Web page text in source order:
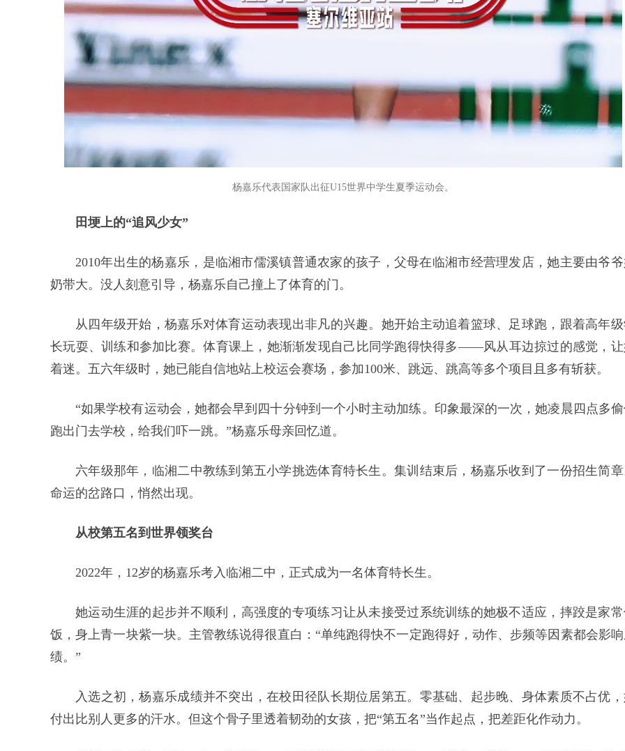
杨嘉乐代表国家队出征U15世界中学生夏季运动会。
田埂上的“追风少女”
2010年出生的杨嘉乐，是临湘市儒溪镇普通农家的孩子，父母在临湘市经营理发店，她主要由爷
奶带大。没人刻意引导，杨嘉乐自己撞上了体育的门。
从四年级开始，杨嘉乐对体育运动表现出非凡的兴趣。她开始主动追着篮球、足球跑，跟着高年
长玩耍、训练和参加比赛。体育课上，她渐渐发现自己比同学跑得快得多——风从耳边掠过的感觉，
着迷。五六年级时，她已能自信地站上校运会赛场，参加100米、跳远、跳高等多个项目且多有斩获。
“如果学校有运动会，她都会早到四十分钟到一个小时主动加练。印象最深的一次，她凌晨四点多
跑出门去学校，给我们吓一跳。”杨嘉乐母亲回忆道。
六年级那年，临湘二中教练到第五小学挑选体育特长生。集训结束后，杨嘉乐收到了一份招生简
命运的岔路口，悄然出现。
从校第五名到世界领奖台
2022年，12岁的杨嘉乐考入临湘二中，正式成为一名体育特长生。
她运动生涯的起步并不顺利，高强度的专项练习让从未接受过系统训练的她极不适应，摔跤是家
饭，身上青一块紫一块。主管教练说得很直白：“单纯跑得快不一定跑得好，动作、步频等因素都会影
绩。”
入选之初，杨嘉乐成绩并不突出，在校田径队长期位居第五。零基础、起步晚、身体素质不占优
付出比别人更多的汗水。但这个骨子里透着韧劲的女孩，把“第五名”当作起点，把差距化作动力。